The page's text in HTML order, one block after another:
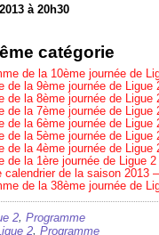
à 20h30
catégorie
de la 10ème journée de
de la 9ème journée de Ligue
de la 8ème journée de Ligue
de la 7ème journée de Ligue
de la 6ème journée de Ligue
de la 5ème journée de Ligue
de la 4ème journée de Ligue
de la 1ère journée de Ligue
calendrier de la saison 2013
de la 38ème journée de
2, Programme
2 Programme